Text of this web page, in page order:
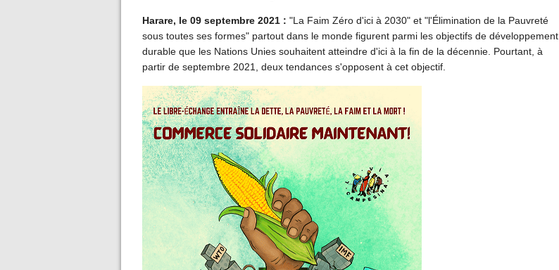
Harare, le 09 septembre 2021 : "La Faim Zéro d'ici à 2030" et "l'Élimination de la Pauvreté
sous toutes ses formes" partout dans le monde figurent parmi les objectifs de développement
durable que les Nations Unies souhaitent atteindre d'ici à la fin de la décennie. Pourtant, à
partir de septembre 2021, deux tendances s'opposent à cet objectif.